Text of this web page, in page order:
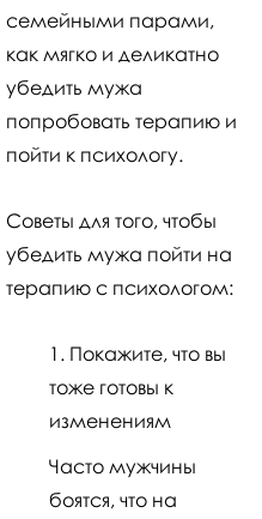
семейными парами,
как мягко и деликатно
убедить мужа
попробовать терапию и
пойти к психологу.
Советы для того, чтобы
убедить мужа пойти на
терапию с психологом:
Покажите, что вы
тоже готовы к
изменениям
Часто мужчины
боятся, что на